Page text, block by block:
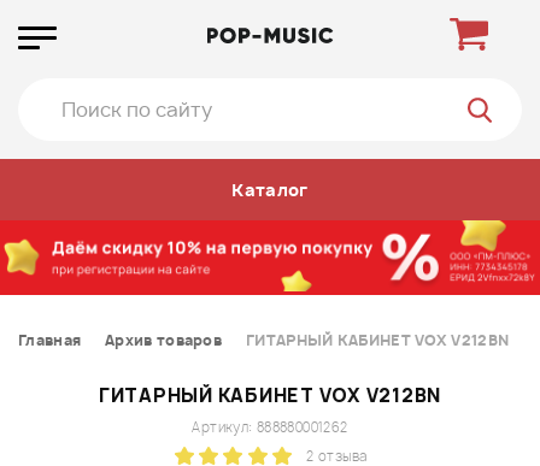
Каталог
Главная Архив товаров ГИТАРНЫЙ КАБИНЕТ VOX V212BN
ГИТАРНЫЙ КАБИНЕТ VOX V212BN
Артикул: 888880001262
2 отзыва